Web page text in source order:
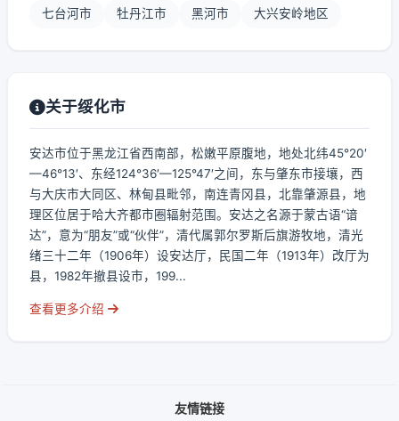
七台河市 牡丹江市 黑河市 大兴安岭地区
关于绥化市
安达市位于黑龙江省西南部，松嫩平原腹地，地处北纬45°20′
—46°13′、东经124°36′—125°47′之间，东与肇东市接壤，西
与大庆市大同区、林甸县毗邻，南连青冈县，北靠肇源县，地
理区位居于哈大齐都市圈辐射范围。安达之名源于蒙古语“谙
达”，意为“朋友”或“伙伴”，清代属郭尔罗斯后旗游牧地，清光
绪三十二年（1906年）设安达厅，民国二年（1913年）改厅为
县，1982年撤县设市，199...
查看更多介绍
友情链接